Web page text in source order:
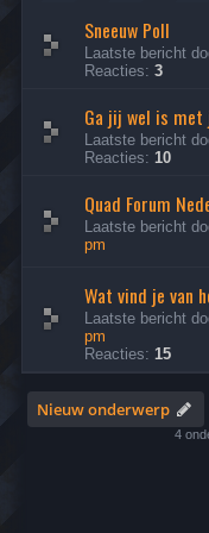
Sneeuw Poll
Laatste bericht
Reacties: 3
Ga jij wel is met
Laatste bericht
Reacties: 10
Quad Forum
Laatste bericht
pm
Wat vind je van
Laatste bericht
pm
Reacties: 15
Nieuw onderwerp
4